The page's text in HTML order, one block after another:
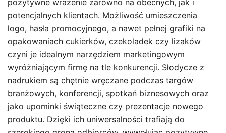
pozytywne wrażenie zarówno na obecnych, jak i
potencjalnych klientach. Możliwość umieszczenia
logo, hasła promocyjnego, a nawet pełnej grafiki na
opakowaniach cukierków, czekoladek czy lizaków
czyni je idealnym narzędziem marketingowym
wyróżniającym firmę na tle konkurencji. Słodycze z
nadrukiem są chętnie wręczane podczas targów
branżowych, konferencji, spotkań biznesowych oraz
jako upominki świąteczne czy prezentacje nowego
produktu. Dzięki ich uniwersalności trafiają do